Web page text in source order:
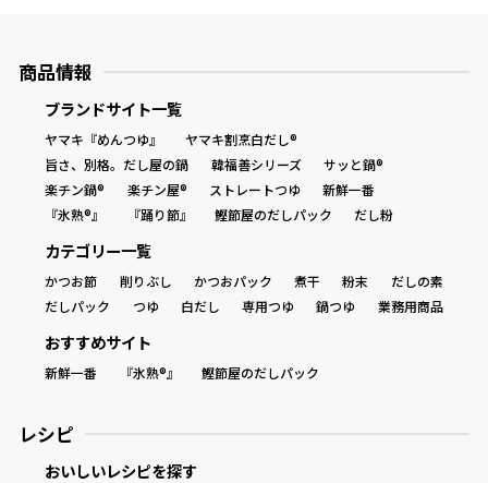
だし粉
商品情報一覧
商品情報
ブランドサイト一覧
ヤマキ『めんつゆ』
ヤマキ割烹白だし®
旨さ、別格。だし屋の鍋
韓福善シリーズ
サッと鍋®
楽チン鍋®
楽チン屋® ストレートつゆ
新鮮一番
『氷熟®』
『踊り節』 鰹節屋のだしパック だし粉
カテゴリー一覧
かつお節 削りぶし かつおパック 煮干 粉末
だしの素
だしパック
つゆ 白だし 専用つゆ 鍋つゆ 業務用商品
おすすめサイト
新鮮一番 『氷熟®』 鰹節屋のだしパック
レシピ
おいしいレシピを探す